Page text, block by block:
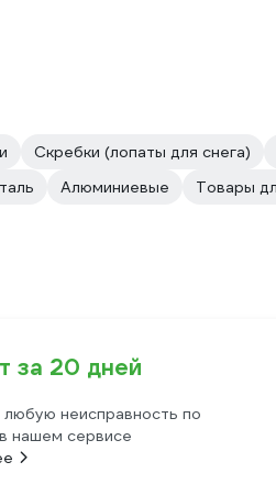
Скребки (лопаты для снега)
Алюминиевые Товары
за 20 дней
неисправность по
нашем сервисе